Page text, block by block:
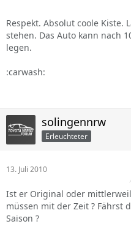
Respekt. Absolut coole Kiste.
stehen. Das Auto kann nach
legen.
:carwash:
solingennrw
Erleuchteter
13. Juli 2010
Ist er Original oder
müssen mit der Zeit ? Fährst
Saison ?